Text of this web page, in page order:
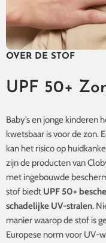
OVER DE STOF
UPF 50+
Baby’s en jonge kinderen
kwetsbaar is voor de zon.
kan het risico op
zijn de producten van
met ingebouwde
stof biedt UPF 50+
schadelijke UV-stralen.
manier waarop de stof is
Europese norm voor UV-